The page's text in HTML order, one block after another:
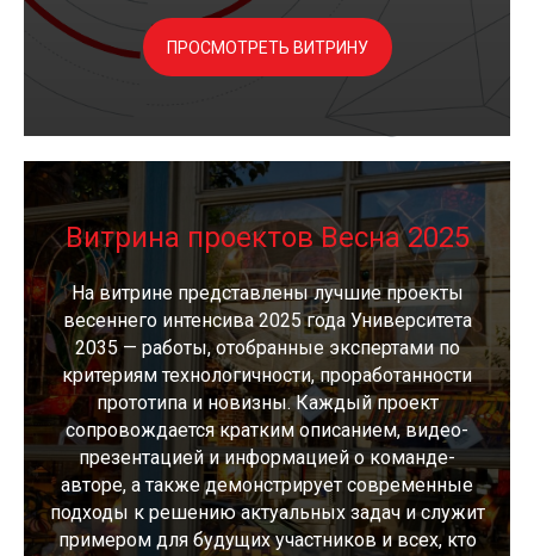
ПРОСМОТРЕТЬ ВИТРИНУ
Витрина проектов Весна 2025
На витрине представлены лучшие проекты
весеннего интенсива 2025 года Университета
2035 — работы, отобранные экспертами по
критериям технологичности, проработанности
прототипа и новизны. Каждый проект
сопровождается кратким описанием, видео-
презентацией и информацией о команде-
авторе, а также демонстрирует современные
подходы к решению актуальных задач и служит
примером для будущих участников и всех, кто